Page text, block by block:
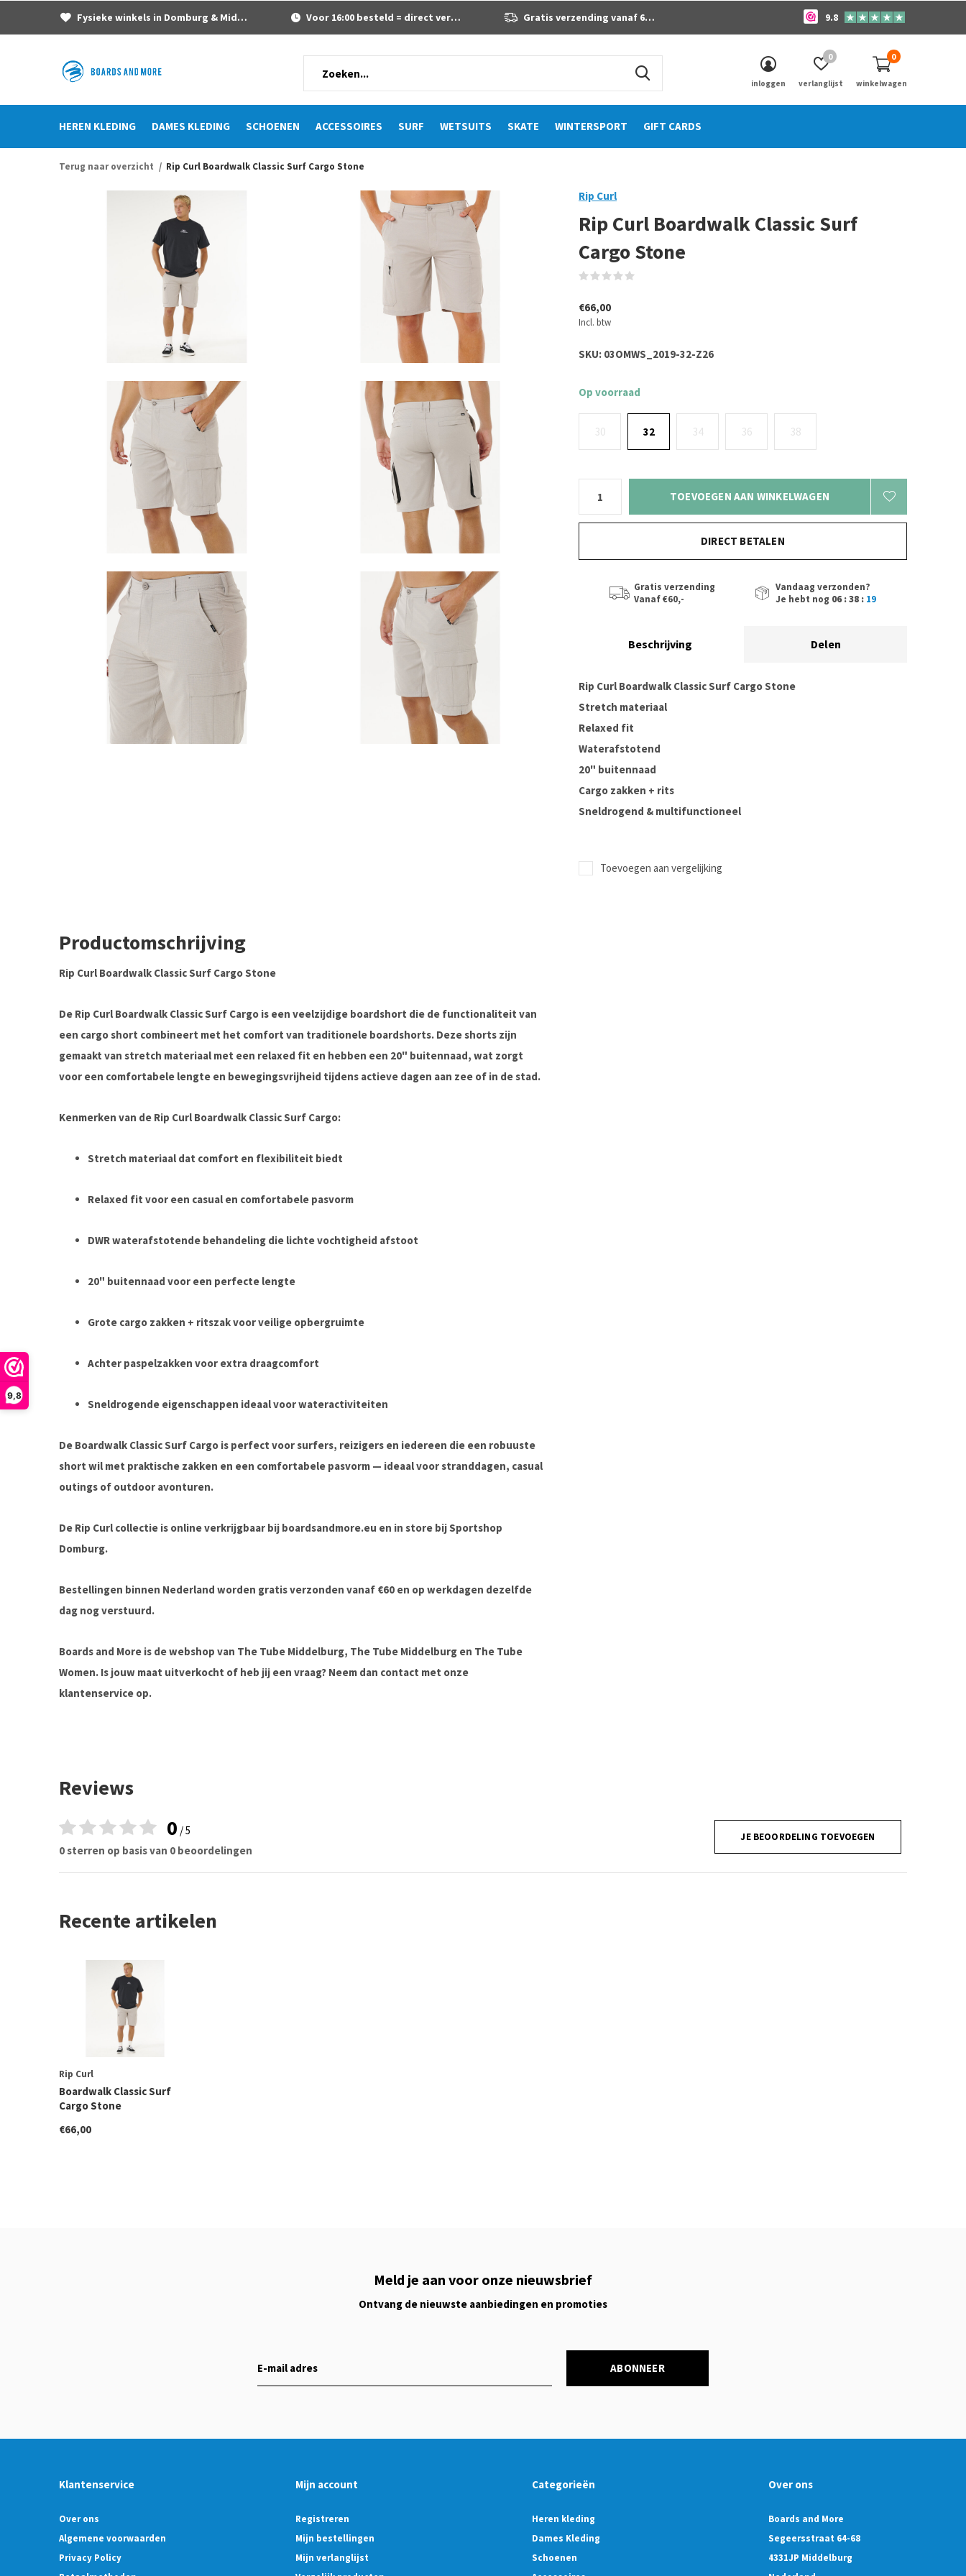
9,8
HEREN KLEDING DAMES KLEDING SCHOENEN ACCESSOIRES SURF WETSUITS SKATE WINTERSPORT GIFT CARDS
inloggen verlanglijst
0
winkelwagen
0
Fysieke winkels in Domburg & Middelburg Voor 16:00 besteld = direct verzonden Gratis verzending vanaf 60 euro 9.8
Terug naar overzicht Rip Curl Boardwalk Classic Surf Cargo Stone
Rip Curl
Rip Curl Boardwalk Classic Surf
Cargo Stone
€66,00
Incl. btw
SKU: 03OMWS_2019-32-Z26
Op voorraad
30 32 34 36 38
TOEVOEGEN AAN WINKELWAGEN
DIRECT BETALEN
Gratis verzending
Vanaf €60,-
Vandaag verzonden?
Je hebt nog 06 : 38 : 18
Beschrijving Delen
Rip Curl Boardwalk Classic Surf Cargo Stone
Stretch materiaal
Relaxed fit
Waterafstotend
20" buitennaad
Cargo zakken + rits
Sneldrogend & multifunctioneel
Toevoegen aan vergelijking
Productomschrijving
Rip Curl Boardwalk Classic Surf Cargo Stone
De Rip Curl Boardwalk Classic Surf Cargo is een veelzijdige boardshort die de functionaliteit van
een cargo short combineert met het comfort van traditionele boardshorts. Deze shorts zijn
gemaakt van stretch materiaal met een relaxed fit en hebben een 20" buitennaad, wat zorgt
voor een comfortabele lengte en bewegingsvrijheid tijdens actieve dagen aan zee of in de stad.
Kenmerken van de Rip Curl Boardwalk Classic Surf Cargo:
Stretch materiaal dat comfort en flexibiliteit biedt
Relaxed fit voor een casual en comfortabele pasvorm
DWR waterafstotende behandeling die lichte vochtigheid afstoot
20" buitennaad voor een perfecte lengte
Grote cargo zakken + ritszakvoor veilige opbergruimte
Achter paspelzakken voor extra draagcomfort
Sneldrogende eigenschappen ideaal voor wateractiviteiten
De Boardwalk Classic Surf Cargo is perfect voor surfers, reizigers en iedereen die een robuuste
short wil met praktische zakken en een comfortabele pasvorm — ideaal voor stranddagen, casual
outings of outdoor avonturen.
De Rip Curl collectie is online verkrijgbaar bij boardsandmore.eu en in store bij Sportshop
Domburg.
Bestellingen binnen Nederland worden gratis verzonden vanaf €60 en op werkdagen dezelfde
dag nog verstuurd.
Boards and More is de webshop van The Tube Middelburg, The Tube Middelburg en The Tube
Women. Is jouw maat uitverkocht of heb jij een vraag? Neem dan contact met onze
klantenservice op.
Reviews
0 / 5
0 sterren op basis van 0 beoordelingen
JE BEOORDELING TOEVOEGEN
Recente artikelen
Rip Curl
Boardwalk Classic Surf
Cargo Stone
€66,00
Meld je aan voor onze nieuwsbrief
Ontvang de nieuwste aanbiedingen en promoties
ABONNEER
Klantenservice
Over ons
Algemene voorwaarden
Privacy Policy
Mijn account
Registreren
Mijn bestellingen
Mijn verlanglijst
Categorieën
Heren kleding
Dames Kleding
Schoenen
Over ons
Boards and More
Segeersstraat 64-68
4331JP Middelburg